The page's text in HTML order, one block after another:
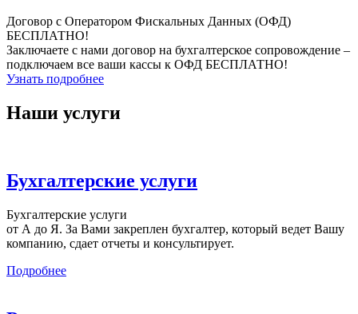
Договор с Оператором Фискальных Данных (ОФД)
БЕСПЛАТНО!
Заключаете с нами договор на бухгалтерское сопровождение –
подключаем все ваши кассы к ОФД БЕСПЛАТНО!
Узнать подробнее
Наши услуги
Бухгалтерские услуги
Бухгалтерские услуги
от А до Я. За Вами закреплен бухгалтер, который ведет Вашу
компанию, сдает отчеты и консультирует.
Подробнее